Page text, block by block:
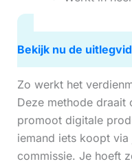
Bekijk nu de
Zo werkt het
Deze methode draait
promoot digitale
iemand iets koopt
commissie. Je hoeft